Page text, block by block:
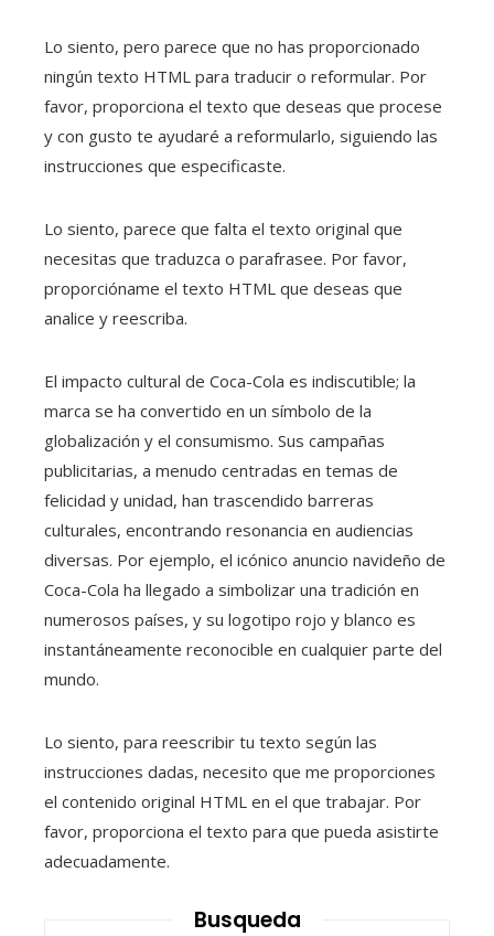
Lo siento, pero parece que no has proporcionado
ningún texto HTML para traducir o reformular. Por
favor, proporciona el texto que deseas que procese
y con gusto te ayudaré a reformularlo, siguiendo las
instrucciones que especificaste.
Lo siento, parece que falta el texto original que
necesitas que traduzca o parafrasee. Por favor,
proporcióname el texto HTML que deseas que
analice y reescriba.
El impacto cultural de Coca-Cola es indiscutible; la
marca se ha convertido en un símbolo de la
globalización y el consumismo. Sus campañas
publicitarias, a menudo centradas en temas de
felicidad y unidad, han trascendido barreras
culturales, encontrando resonancia en audiencias
diversas. Por ejemplo, el icónico anuncio navideño de
Coca-Cola ha llegado a simbolizar una tradición en
numerosos países, y su logotipo rojo y blanco es
instantáneamente reconocible en cualquier parte del
mundo.
Lo siento, para reescribir tu texto según las
instrucciones dadas, necesito que me proporciones
el contenido original HTML en el que trabajar. Por
favor, proporciona el texto para que pueda asistirte
adecuadamente.
Busqueda